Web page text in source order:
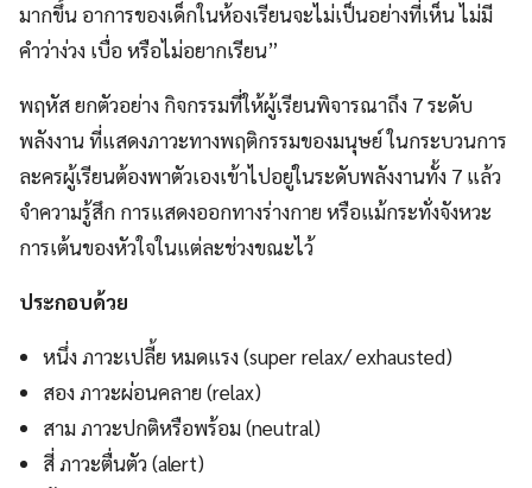
มากขึ้น อาการของเด็กในห้องเรียนจะไม่เป็นอย่างที่เห็น ไม่มี
คำว่าง่วง เบื่อ หรือไม่อยากเรียน”
พฤหัส ยกตัวอย่าง กิจกรรมที่ให้ผู้เรียนพิจารณาถึง 7 ระดับ
พลังงาน ที่แสดงภาวะทางพฤติกรรมของมนุษย์ ในกระบวนการ
ละครผู้เรียนต้องพาตัวเองเข้าไปอยู่ในระดับพลังงานทั้ง 7 แล้ว
จำความรู้สึก การแสดงออกทางร่างกาย หรือแม้กระทั่งจังหวะ
การเต้นของหัวใจในแต่ละช่วงขณะไว้
ประกอบด้วย
หนึ่ง ภาวะเปลี้ย หมดแรง (super relax/ exhausted)
สอง ภาวะผ่อนคลาย (relax)
สาม ภาวะปกติหรือพร้อม (neutral)
สี่ ภาวะตื่นตัว (alert)